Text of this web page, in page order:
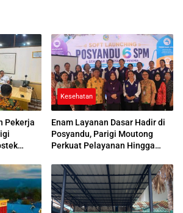
Pekerja
Kesehatan
Enam Layanan Dasar Hadir di
Posyandu, Parigi Moutong
Perkuat Pelayanan Hingga